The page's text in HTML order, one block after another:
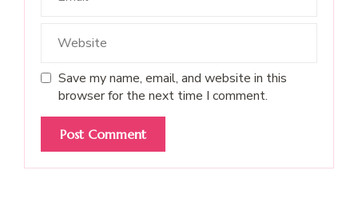
Save my name, email, and website in this
browser for the next time I comment.